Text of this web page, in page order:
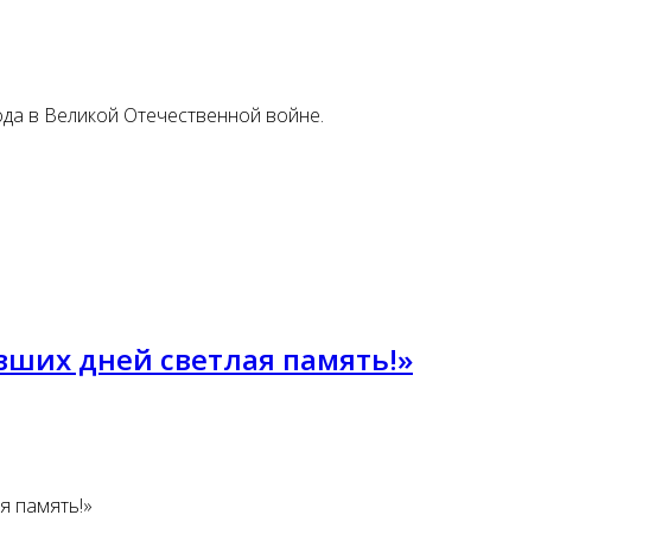
в Великой Отечественной войне.
дней светлая память!»
память!»